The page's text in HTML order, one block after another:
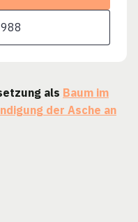
als Baum im
der Asche an